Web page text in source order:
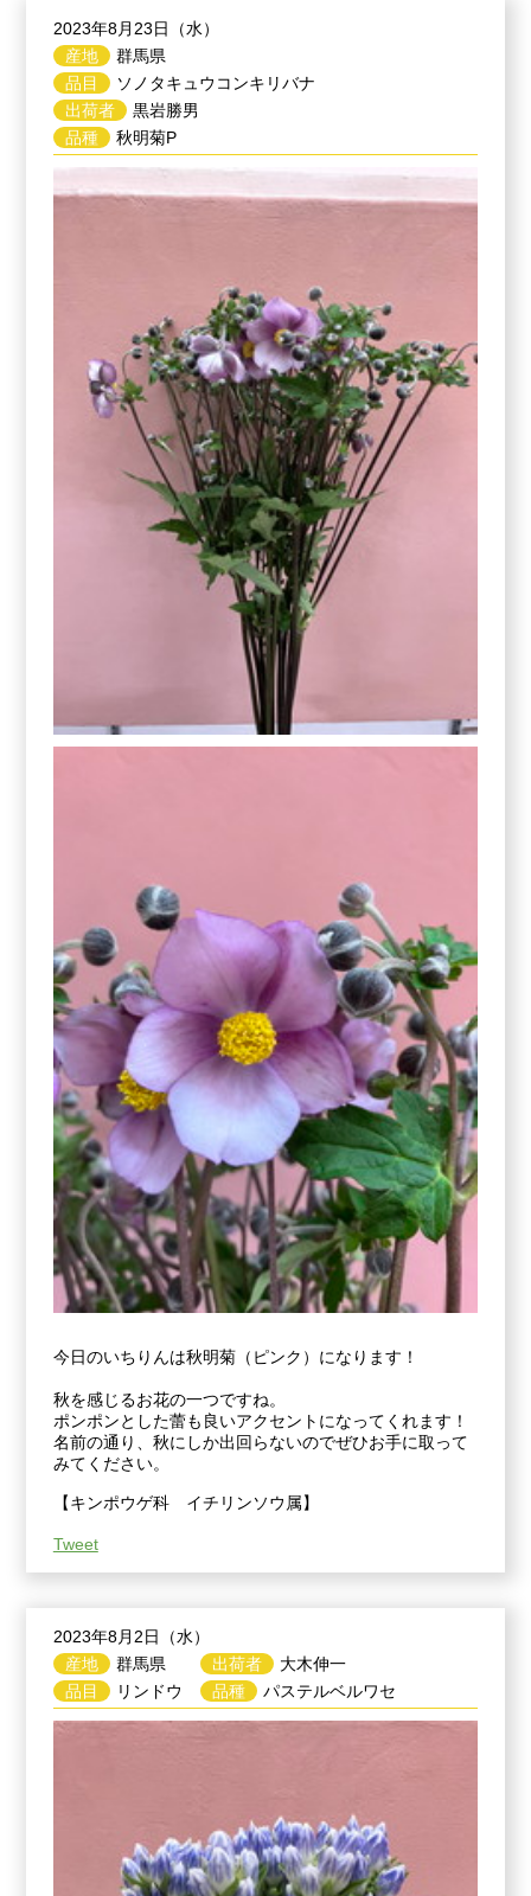
2023年8月23日（水）
産地
群馬県
品目
ソノタキュウコンキリバナ
出荷者
黒岩勝男
品種
秋明菊P
今日のいちりんは秋明菊（ピンク）になります！
秋を感じるお花の一つですね。
ポンポンとした蕾も良いアクセントになってくれます！
名前の通り、秋にしか出回らないのでぜひお手に取って
みてください。
【キンポウゲ科 イチリンソウ属】
Tweet
2023年8月2日（水）
産地
群馬県
品目
リンドウ
出荷者
大木伸一
品種
パステルベルワセ